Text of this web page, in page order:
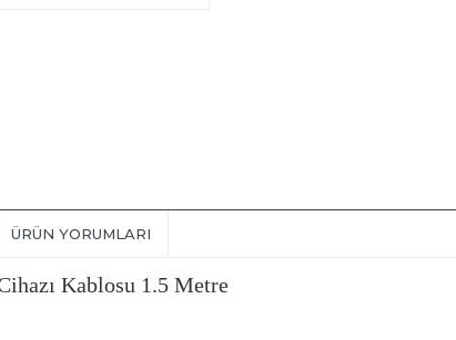
ÜRÜN YORUMLARI
Kablosu 1.5 Metre